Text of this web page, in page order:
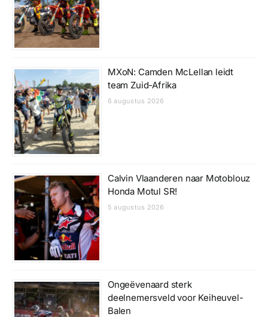
MXoN: Camden McLellan leidt
team Zuid-Afrika
6 augustus 2026
Calvin Vlaanderen naar Motoblouz
Honda Motul SR!
5 augustus 2026
Ongeëvenaard sterk
deelnemersveld voor Keiheuvel-
Balen